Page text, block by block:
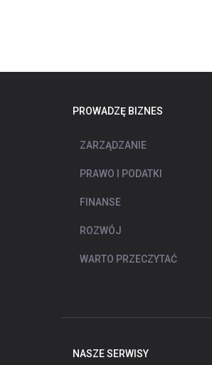
PROWADZĘ BIZNES
ZARZĄDZANIE
PRAWO I PODATKI
FINANSE
ROZWÓJ
WARTO PRZECZYTAĆ
NASZE SERWISY